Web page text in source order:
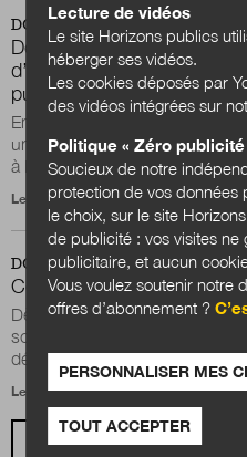
DOSSIER
De la transfo au laboratoire
d’apprentissages pour
publique locale
Entre mars 2018 et juin 2019,
une expérience singulière de
à la gestion des...
Le 31 mars 2020
DOSSIER
Communs et action
Dès 2015, la Métropole
soutien aux communs dans
développement de l’Economie
Le 21 novembre 2019
Lecture de vidéos
Le site Horizons publics
héberger ses vidéos.
Les cookies déposés par
des vidéos intégrées sur
Politique « Zéro publicité
Soucieux de notre
protection de vos données
le choix, sur le site
de publicité : vos visites ne
publicitaire, et aucun
Vous voulez soutenir notre
offres d’abonnement ?
PERSONNALISER MES
TOUT ACCEPTER